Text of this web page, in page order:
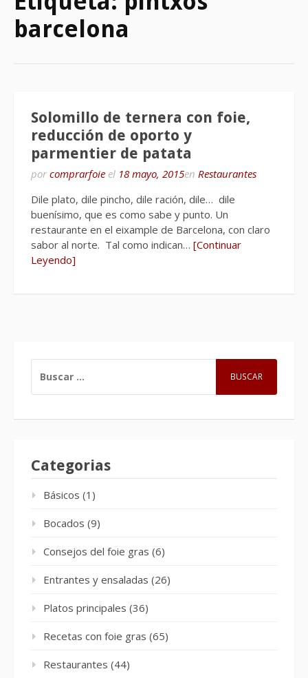
barcelona
Solomillo de ternera con foie,
reducción de oporto y
parmentier de patata
por comprarfoie el 18 mayo, 2015en Restaurantes
Dile plato, dile pincho, dile ración, dile… dile
buenísimo, que es como sabe y punto. Un
restaurante en el eixample de Barcelona, con claro
sabor al norte. Tal como indican… [Continuar
Leyendo]
Categorias
Básicos (1)
Bocados (9)
Consejos del foie gras (6)
Entrantes y ensaladas (26)
Platos principales (36)
Recetas con foie gras (65)
Restaurantes (44)